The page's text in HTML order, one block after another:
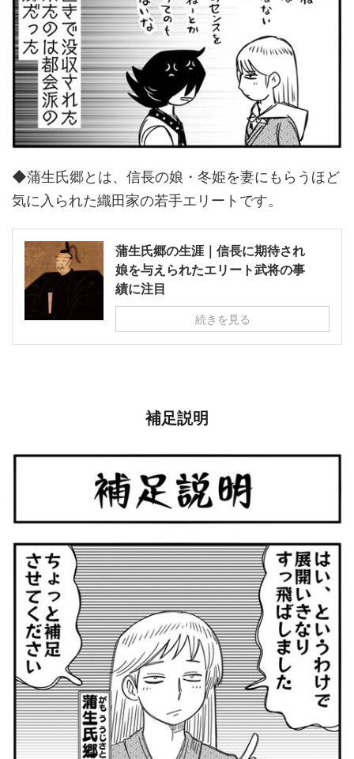
◆蒲生氏郷とは、信長の娘・冬姫を妻にもらうほど
気に入られた織田家の若手エリートです。
蒲生氏郷の生涯｜信長に期待され
娘を与えられたエリート武将の事
績に注目
続きを見る
補足説明